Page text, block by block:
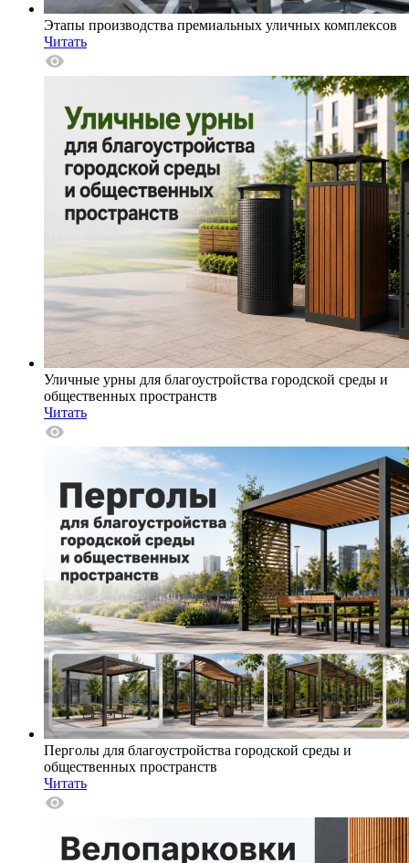
Этапы производства премиальных уличных комплексов
Читать
Уличные урны для благоустройства городской среды и
общественных пространств
Читать
Перголы для благоустройства городской среды и
общественных пространств
Читать